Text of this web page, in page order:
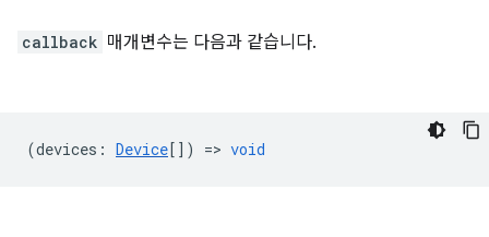
callback 매개변수는 다음과 같습니다.
(devices : Device[]) => void